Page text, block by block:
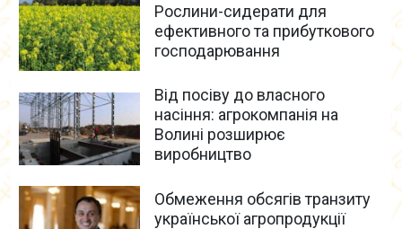
Рослини-сидерати для
ефективного та прибуткового
господарювання
Від посіву до власного
насіння: агрокомпанія на
Волині розширює
виробництво
Обмеження обсягів транзиту
української агропродукції